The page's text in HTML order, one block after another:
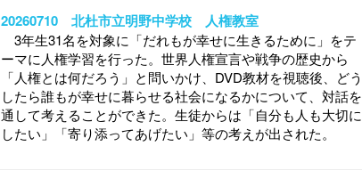
20260710 北杜市立明野中学校 人権教室
3年生31名を対象に「だれもが幸せに生きるために」をテ
ーマに人権学習を行った。世界人権宣言や戦争の歴史から
「人権とは何だろう」と問いかけ、DVD教材を視聴後、どう
したら誰もが幸せに暮らせる社会になるかについて、対話を
通して考えることができた。生徒からは「自分も人も大切に
したい」「寄り添ってあげたい」等の考えが出された。